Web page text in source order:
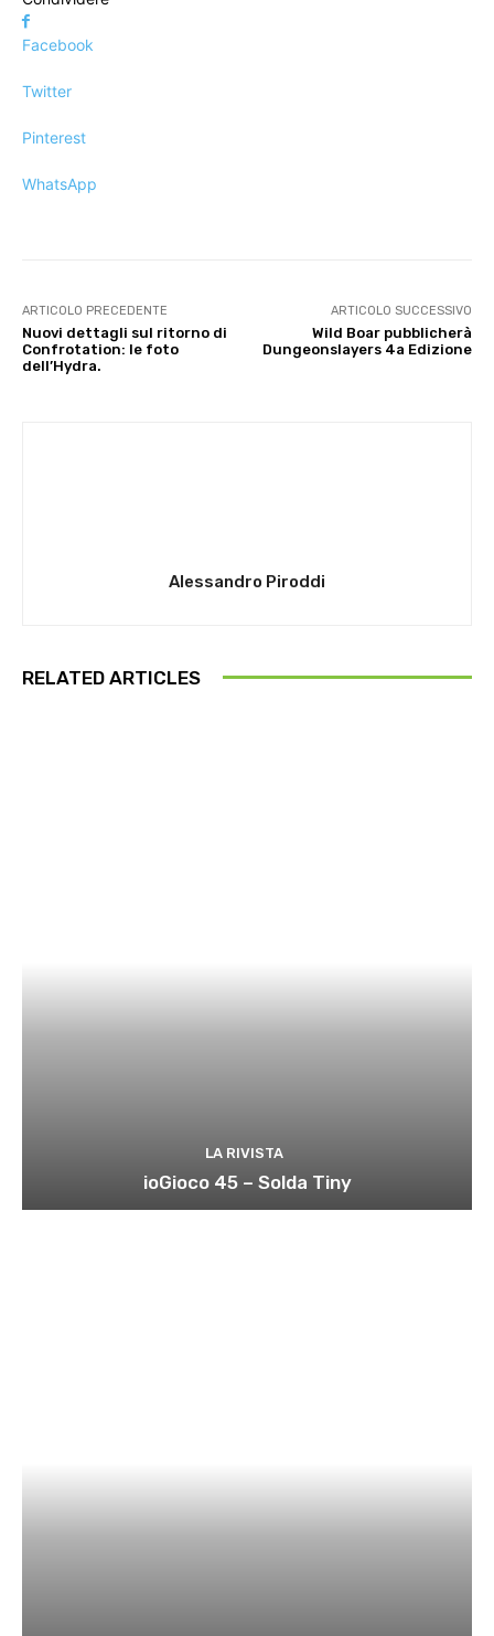
Facebook
Twitter
Pinterest
WhatsApp
ARTICOLO PRECEDENTE
Nuovi dettagli sul ritorno di
Confrotation: le foto
dell’Hydra.
ARTICOLO SUCCESSIVO
Wild Boar pubblicherà
Dungeonslayers 4a Edizione
Alessandro Piroddi
RELATED ARTICLES
LA RIVISTA
ioGioco 45 – Solda Tiny